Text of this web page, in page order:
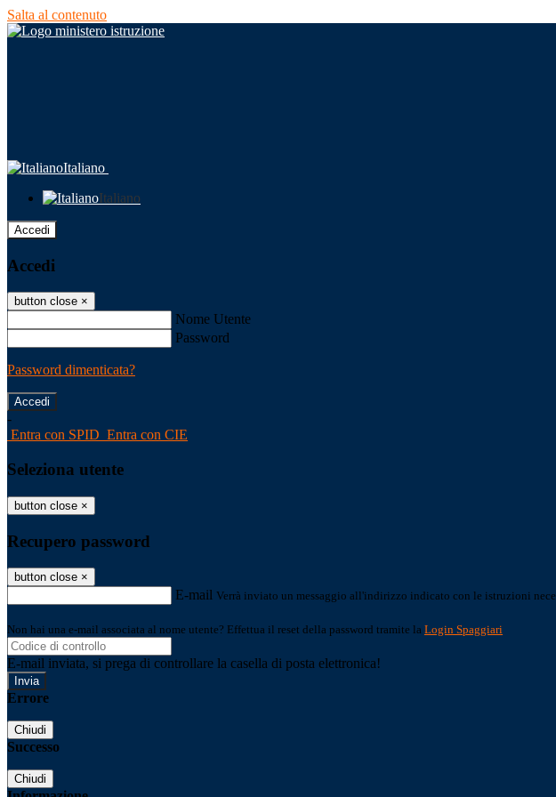
Salta al contenuto
Italiano
Italiano
Accedi
Accedi
button close ×
Nome Utente
Password
Password dimenticata?
-
Entra con SPID Entra con CIE
Seleziona utente
button close ×
Recupero password
button close ×
E-mail Verrà inviato un messaggio all'indirizzo indicato con le istruzioni
Non hai una e-mail associata al nome utente? Effettua il reset della password tramite la Login Spaggiari
E-mail inviata, si prega di controllare la casella di posta elettronica!
Errore
Chiudi
Successo
Chiudi